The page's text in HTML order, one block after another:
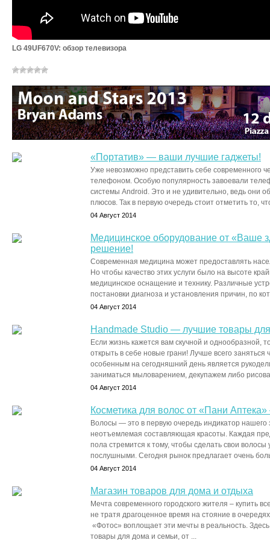
LG 49UF670V: обзор телевизора
«Портатив» — ваши лучшие гаджеты!
Уже невозможно представить себе современного
телефоном. Особую популярность завоевали
системы Android. Это и не удивительно, ведь они
плюсов. Так в первую очередь стоит отметить то,
04 Август 2014
Медицинское оборудование от «Ваше
решение!
Современная медицина может предоставлять
Но чтобы качество этих услуги было на высоте
медицинское оснащение и технику. Различные
постановки диагноза и установления причин, по
04 Август 2014
Handmade Studio — лучшие товары
Если жизнь кажется вам скучной и однообразной,
открыть в себе новые грани! Лучше всего
особенным на сегодняшний день является
заниматься мыловарением, декупажем либо
04 Август 2014
Косметика для волос от «Пани
Волосы — это в первую очередь индикатор нашего
неотъемлемая составляющая красоты. Каждая
пола стремится к тому, чтобы сделать свои
послушными. Сегодня рынок предлагает очень
04 Август 2014
Магазин товаров для дома и отдыха
Мечта современного городского жителя – купить
не тратя драгоценное время на стояние в
«Фотос» воплощает эти мечты в реальность.
товары для дома и семьи, от ...